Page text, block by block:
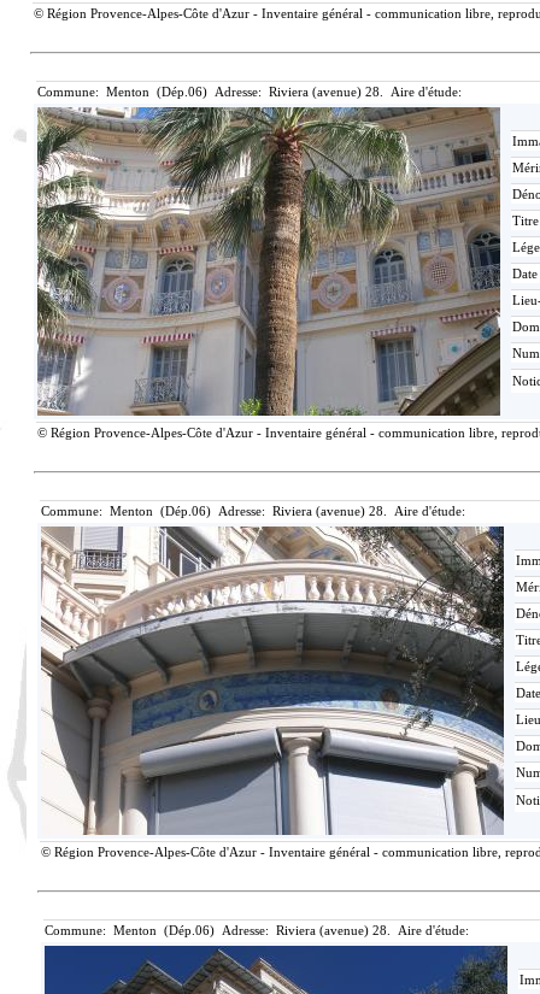
© Région Provence-Alpes-Côte d'Azur - Inventaire général - communication libre,
Commune: Menton (Dép.06) Adresse: Riviera (avenue) 28. Aire d'étude:
© Région Provence-Alpes-Côte d'Azur - Inventaire général - communication libre,
Commune: Menton (Dép.06) Adresse: Riviera (avenue) 28. Aire d'étude:
© Région Provence-Alpes-Côte d'Azur - Inventaire général - communication libre,
Commune: Menton (Dép.06) Adresse: Riviera (avenue) 28. Aire d'étude: